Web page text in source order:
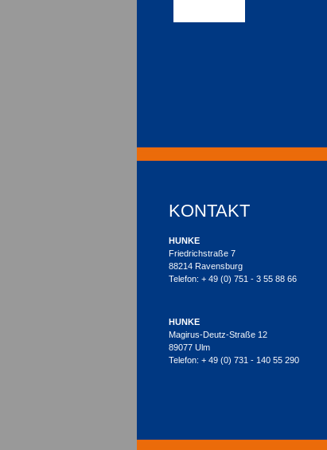
KONTAKT
HUNKE
Friedrichstraße 7
88214 Ravensburg
Telefon: + 49 (0) 751 - 3 55 88 66
HUNKE
Magirus-Deutz-Straße 12
89077 Ulm
Telefon: + 49 (0) 731 - 140 55 290